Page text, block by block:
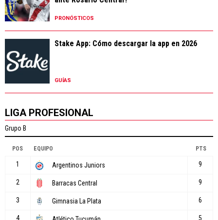
PRONÓSTICOS
Stake App: Cómo descargar la app en 2026
GUÍAS
LIGA PROFESIONAL